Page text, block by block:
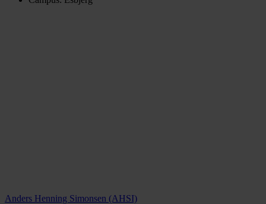
Anders Henning Simonsen (AHSI)